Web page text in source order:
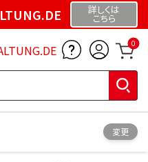
詳しくは
こちら
0
変更